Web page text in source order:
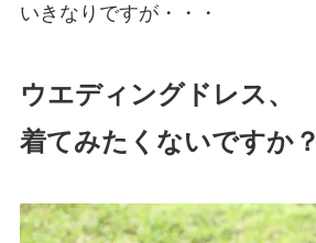
いきなりですが・・・
ウエディングドレス、
着てみたくないですか？